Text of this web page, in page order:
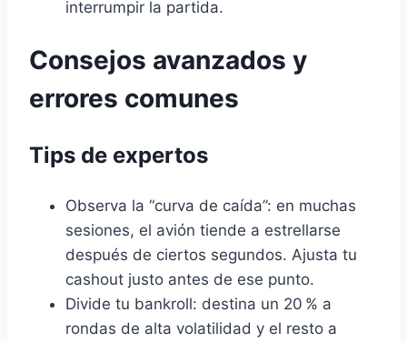
interrumpir la partida.
Consejos avanzados y
errores comunes
Tips de expertos
Observa la “curva de caída”: en muchas
sesiones, el avión tiende a estrellarse
después de ciertos segundos. Ajusta tu
cashout justo antes de ese punto.
Divide tu bankroll: destina un 20 % a
rondas de alta volatilidad y el resto a